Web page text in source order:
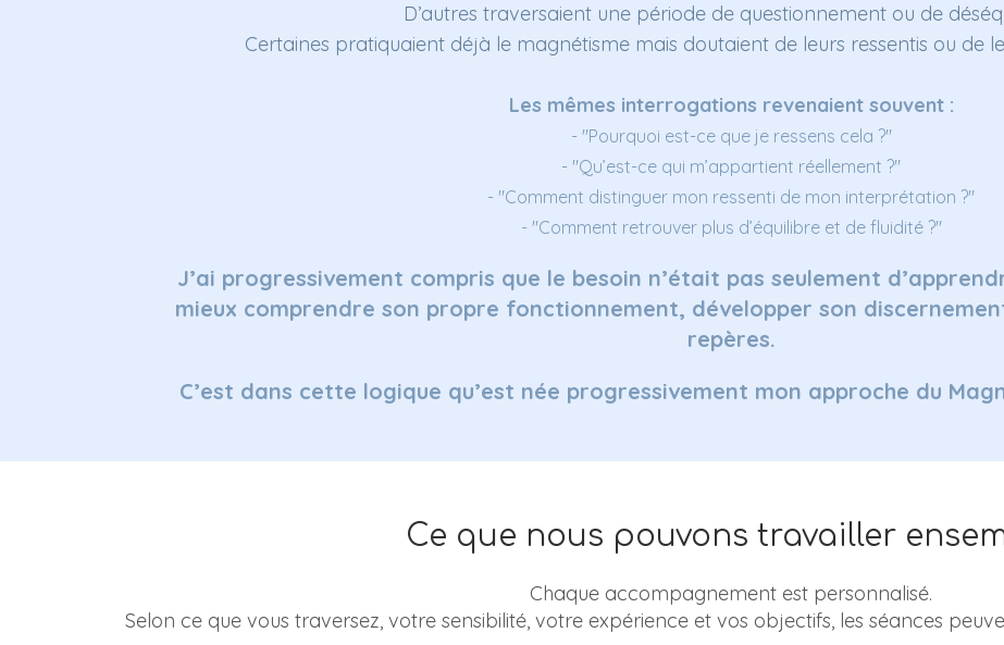
D’autres traversaient une période de questionnement ou de
Certaines pratiquaient déjà le magnétisme mais doutaient de leurs ressentis ou de
Les mêmes interrogations revenaient souvent :
- "Pourquoi est-ce que je ressens cela ?"
- "Qu’est-ce qui m’appartient réellement ?"
- "Comment distinguer mon ressenti de mon interprétation ?"
- "Comment retrouver plus d’équilibre et de fluidité ?"
J’ai progressivement compris que le besoin n’était pas seulement
mieux comprendre son propre fonctionnement, développer son
repères.
C’est dans cette logique qu’est née progressivement mon approche du
Ce que nous pouvons travailler
Chaque accompagnement est personnalisé.
Selon ce que vous traversez, votre sensibilité, votre expérience et vos objectifs, les séances